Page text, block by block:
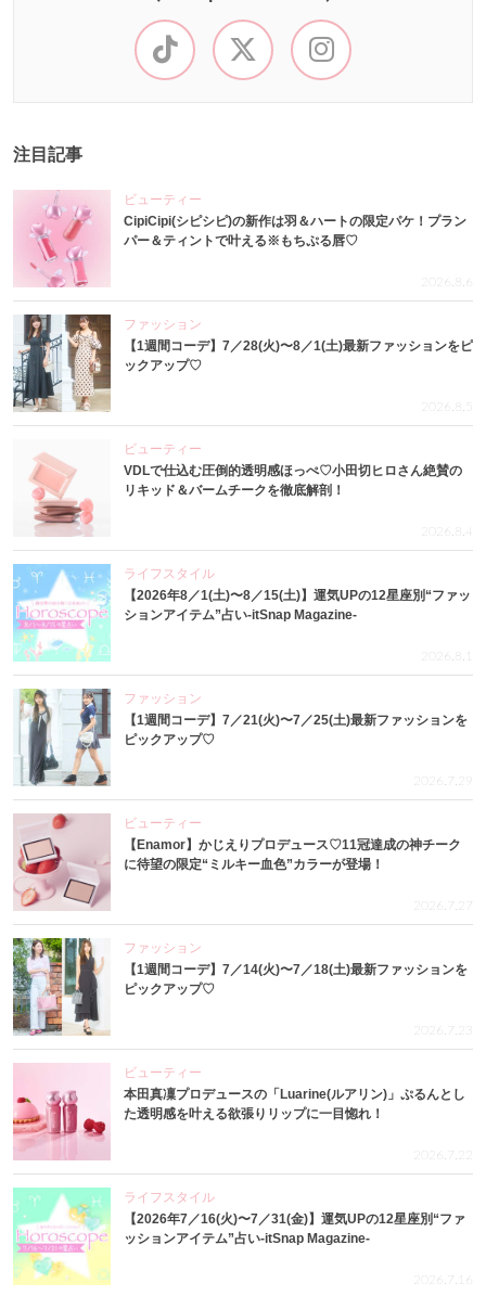
注目記事
ビューティー
CipiCipi(シピシピ)の新作は羽＆ハートの限定パケ！プラン
パー＆ティントで叶える※もちぷる唇♡
2026.8.6
ファッション
【1週間コーデ】7／28(火)〜8／1(土)最新ファッションをピ
ックアップ♡
2026.8.5
ビューティー
VDLで仕込む圧倒的透明感ほっぺ♡小田切ヒロさん絶賛の
リキッド＆バームチークを徹底解剖！
2026.8.4
ライフスタイル
【2026年8／1(土)〜8／15(土)】運気UPの12星座別“ファッ
ションアイテム”占い-itSnap Magazine-
2026.8.1
ファッション
【1週間コーデ】7／21(火)〜7／25(土)最新ファッションを
ピックアップ♡
2026.7.29
ビューティー
【Enamor】かじえりプロデュース♡11冠達成の神チーク
に待望の限定“ミルキー血色”カラーが登場！
2026.7.27
ファッション
【1週間コーデ】7／14(火)〜7／18(土)最新ファッションを
ピックアップ♡
2026.7.23
ビューティー
本田真凜プロデュースの「Luarine(ルアリン)」ぷるんとし
た透明感を叶える欲張りリップに一目惚れ！
2026.7.22
ライフスタイル
【2026年7／16(火)〜7／31(金)】運気UPの12星座別“ファ
ッションアイテム”占い-itSnap Magazine-
2026.7.16